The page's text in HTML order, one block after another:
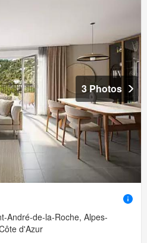
3 Photos
André-de-la-Roche, Alpes-
d'Azur